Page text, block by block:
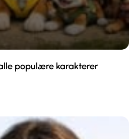
populære karakterer